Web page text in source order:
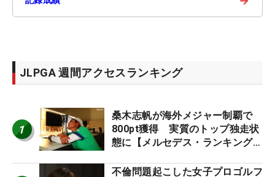
JLPGA 週間アクセスランキング
1
桑木志帆が海外メジャー制覇で
800pt獲得 実質のトップ独走状
態に【メルセデス・ランキング番
不倫問題起こした女子プロゴルフ